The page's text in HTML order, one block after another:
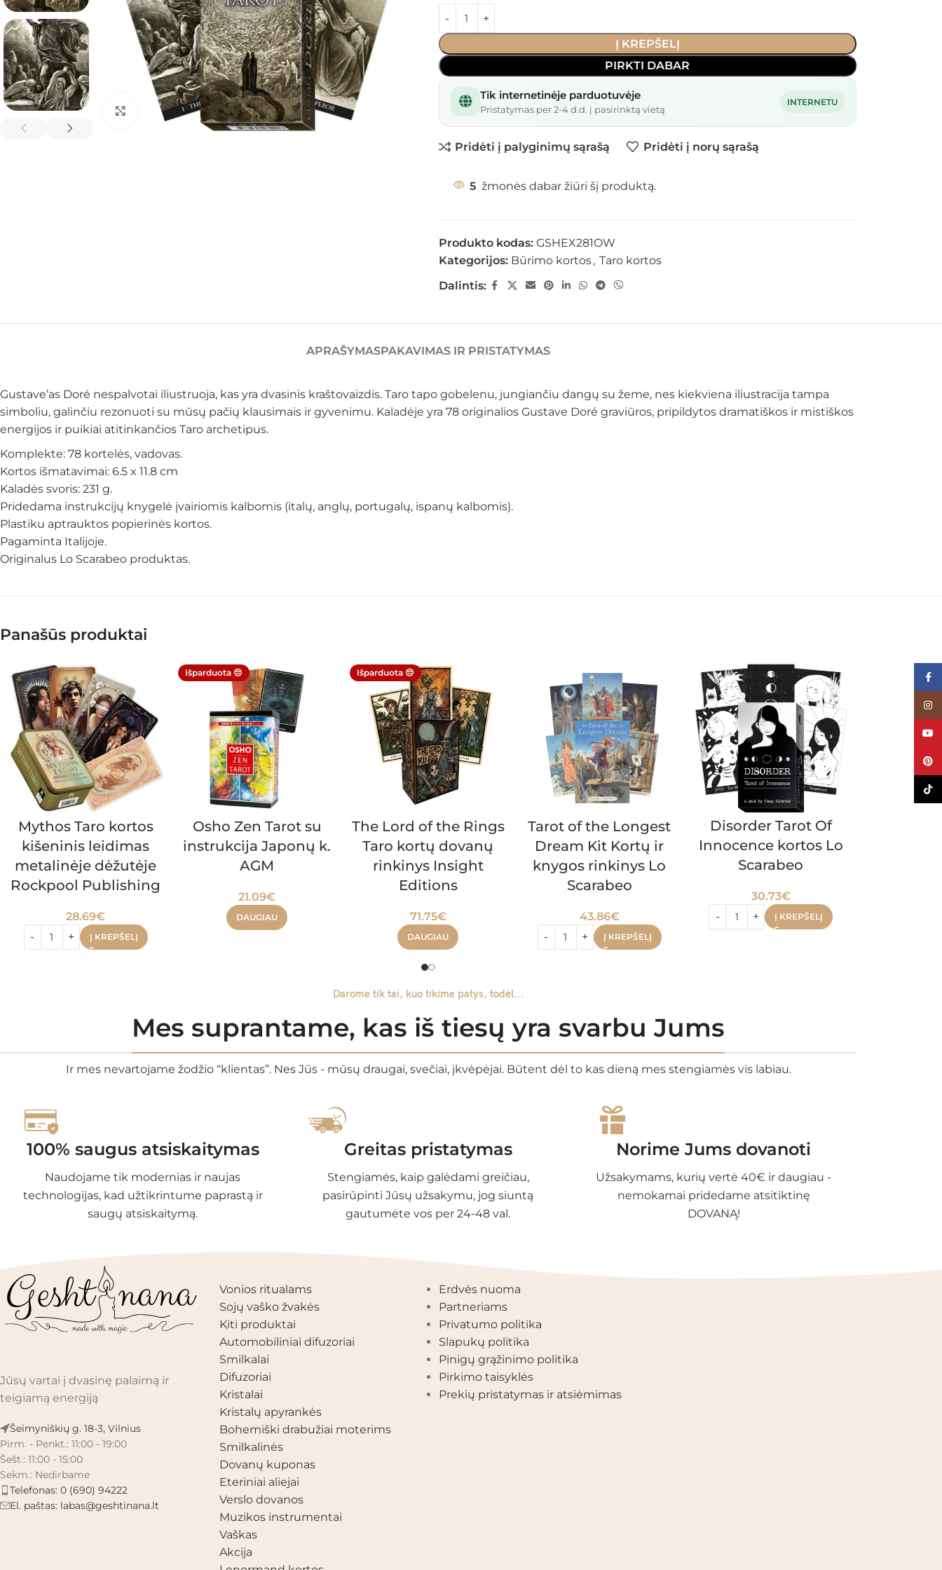
Spustelėkite, kad padidintumėte
Į KREPŠELĮ
PIRKTI DABAR
Tik internetinėje parduotuvėje
Pristatymas per 2-4 d.d. į pasirinktą vietą
INTERNETU
Pridėti į palyginimų sąrašą Pridėti į norų sąrašą
5 žmonės dabar žiūri šį produktą.
Produkto kodas: GSHEX281OW
Kategorijos: Būrimo kortos, Taro kortos
Dalintis:
APRAŠYMASPAKAVIMAS IR PRISTATYMAS
Gustave’as Doré nespalvotai iliustruoja, kas yra dvasinis kraštovaizdis. Taro tapo gobelenu, jungiančiu dangų su žeme, nes kiekviena iliustracija tampa
simboliu, galinčiu rezonuoti su mūsų pačių klausimais ir gyvenimu. Kaladėje yra 78 originalios Gustave Doré graviūros, pripildytos dramatiškos ir mistiškos
energijos ir puikiai atitinkančios Taro archetipus.
Komplekte: 78 kortelės, vadovas.
Kortos išmatavimai: 6.5 x 11.8 cm
Kaladės svoris: 231 g.
Pridedama instrukcijų knygelė įvairiomis kalbomis (italų, anglų, portugalų, ispanų kalbomis).
Plastiku aptrauktos popierinės kortos.
Pagaminta Italijoje.
Originalus Lo Scarabeo produktas.
Panašūs produktai
Mythos Taro kortos
kišeninis leidimas
metalinėje dėžutėje
Rockpool Publishing
28.69€
Į KREPŠELĮ
Išparduota 😔
Osho Zen Tarot su
instrukcija Japonų k.
AGM
21.09€
DAUGIAU
Išparduota 😔
The Lord of the Rings
Taro kortų dovanų
rinkinys Insight
Editions
71.75€
DAUGIAU
Tarot of the Longest
Dream Kit Kortų ir
knygos rinkinys Lo
Scarabeo
43.86€
Į KREPŠELĮ
Disorder Tarot Of
Innocence kortos Lo
Scarabeo
30.73€
Į KREPŠELĮ
Darome tik tai, kuo tikime patys, todėl...
Mes suprantame, kas iš tiesų yra svarbu Jums
Ir mes nevartojame žodžio “klientas”. Nes Jūs - mūsų draugai, svečiai, įkvėpėjai. Būtent dėl to kas dieną mes stengiamės vis labiau.
100% saugus atsiskaitymas
Naudojame tik modernias ir naujas
technologijas, kad užtikrintume paprastą ir
saugų atsiskaitymą.
Greitas pristatymas
Stengiamės, kaip galėdami greičiau,
pasirūpinti Jūsų užsakymu, jog siuntą
gautumėte vos per 24-48 val.
Norime Jums dovanoti
Užsakymams, kurių vertė 40€ ir daugiau -
nemokamai pridedame atsitiktinę
DOVANĄ!
Jūsų vartai į dvasinę palaimą ir
teigiamą energiją
Šeimyniškių g. 18-3, Vilnius
Pirm. - Penkt.: 11:00 - 19:00
Šešt.: 11:00 - 15:00
Sekm.: Nedirbame
Telefonas: 0 (690) 94222
El. paštas: labas@geshtinana.lt
PRODUKTŲ KATEGORIJOS
Vonios ritualams
Sojų vaško žvakės
Kiti produktai
Automobiliniai difuzoriai
Smilkalai
Difuzoriai
Kristalai
Kristalų apyrankės
Bohemiški drabužiai moterims
Smilkalinės
Dovanų kuponas
Eteriniai aliejai
Verslo dovanos
Muzikos instrumentai
Vaškas
Akcija
Erdvės nuoma
Partneriams
Privatumo politika
Slapukų politika
Pinigų grąžinimo politika
Pirkimo taisyklės
Prekių pristatymas ir atsiėmimas